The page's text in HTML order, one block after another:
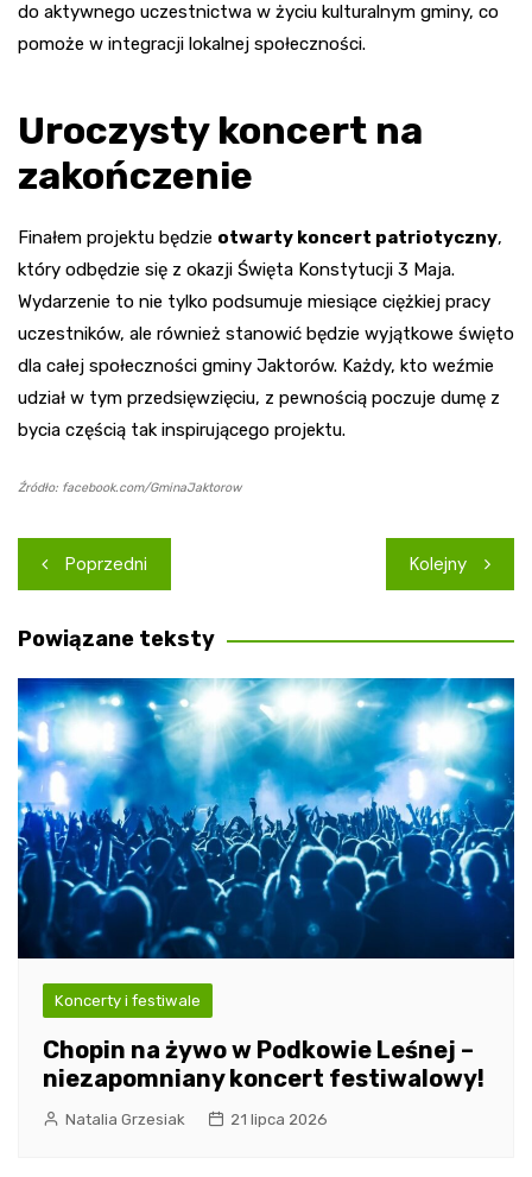
do aktywnego uczestnictwa w życiu kulturalnym gminy, co
pomoże w integracji lokalnej społeczności.
Uroczysty koncert na
zakończenie
Finałem projektu będzie otwarty koncert patriotyczny,
który odbędzie się z okazji Święta Konstytucji 3 Maja.
Wydarzenie to nie tylko podsumuje miesiące ciężkiej pracy
uczestników, ale również stanowić będzie wyjątkowe święto
dla całej społeczności gminy Jaktorów. Każdy, kto weźmie
udział w tym przedsięwzięciu, z pewnością poczuje dumę z
bycia częścią tak inspirującego projektu.
Źródło: facebook.com/GminaJaktorow
Nawigacja
wpisu
Poprzedni Kolejny
Powiązane teksty
Koncerty i festiwale
Chopin na żywo w Podkowie Leśnej –
niezapomniany koncert festiwalowy!
Natalia Grzesiak 21 lipca 2026